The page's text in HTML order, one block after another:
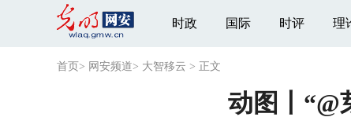
时政 国际 时评 理
首页 > 网安频道> 大智移云 > 正文
动图丨“@